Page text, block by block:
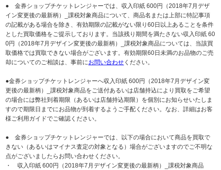
● 金券ショップチケットレンジャーでは、収入印紙 600円（2018年7月デザ
イン変更後の最新柄）_課税対象商品について、商品名または上部に特記事項
の記載がある場合を除き、有効期限の記載がない限り60日以上あることを条件
とした買取価格をご提示しております。当該残り期間を満たさない収入印紙 60
0円（2018年7月デザイン変更後の最新柄）_課税対象商品については、当該買
取価格では買取できない場合がございます。有効期限60日未満のお品物のご売
却についてのご相談は、事前にお問い合わせ ください。
●金券ショップチケットレンジャーへ収入印紙 600円（2018年7月デザイン変
更後の最新柄）_課税対象商品をご送付あるいは店舗持込により買取をご希望
の場合には弊社到着期限（あるいは店舗持込期限）を個別にお知らせいたしま
すので期限日までにお品物が到着するようご手配ください。なお、詳細はお客
様ご利用ガイドでご確認ください。
● 金券ショップチケットレンジャーでは、以下の場合において商品を買取で
きない（あるいはマイナス査定の対象となる）場合がございますのでご不明な
点がございましたらお問い合わせください。
・ 収入印紙 600円（2018年7月デザイン変更後の最新柄）_課税対象商品